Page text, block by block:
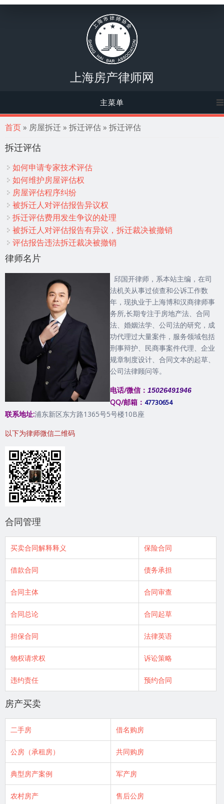
上海房产律师网
主菜单
你在这里
首页» 房屋拆迁 » 拆迁评估 » 拆迁评估
拆迁评估
如何申请专家技术评估
如何维护房屋评估权
房屋评估程序纠纷
被拆迁人对评估报告异议权
拆迁评估费用发生争议的处理
被拆迁人对评估报告有异议，拆迁裁决被撤销
评估报告违法拆迁裁决被撤销
律师名片
邱国开律师，系本站主编，在司
法机关从事过侦查和公诉工作数
年，现执业于上海博和汉商律师事
务所,长期专注于房地产法、合同
法、婚姻法学、公司法的研究，成
功代理过大量案件，服务领域包括
刑事辩护、民商事案件代理、企业
规章制度设计、合同文本的起草、
公司法律顾问等。
电话/微信： 15026491946
QQ/邮箱： 47730654
联系地址:浦东新区东方路1365号5号楼10B座
以下为律师微信二维码
合同管理
买卖合同解释释义 保险合同
借款合同 债务承担
合同主体 合同审查
合同总论 合同起草
担保合同 法律英语
物权请求权 诉讼策略
违约责任 预约合同
房产买卖
二手房 借名购房
公房（承租房） 共同购房
典型房产案例 军产房
农村房产 售后公房